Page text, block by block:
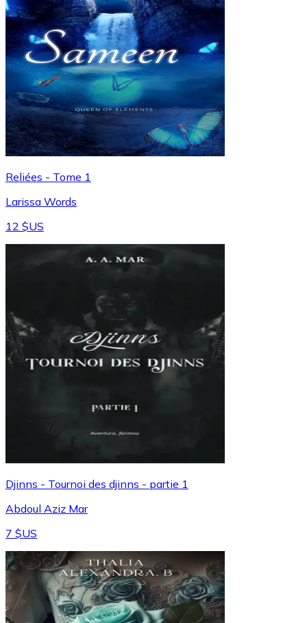
Reliées - Tome 1
Larissa Words
12 $US
Djinns - Tournoi des djinns - partie 1
Abdoul Aziz Mar
7 $US